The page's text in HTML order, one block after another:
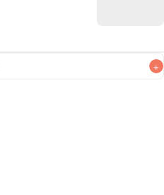
+
召し上がりいただくことをお